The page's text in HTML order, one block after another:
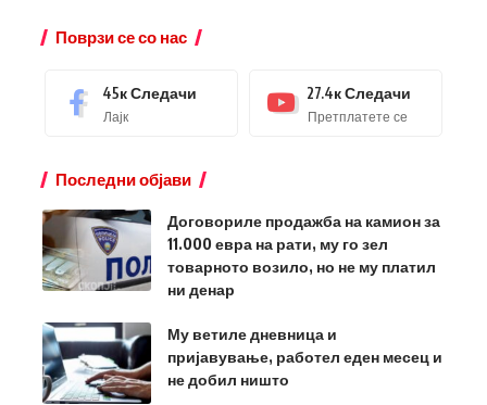
Поврзи се со нас
45кСледачи
Лајк
27.4кСледачи
Претплатете се
Последни објави
Договориле продажба на камион за
11.000 евра на рати, му го зел
товарното возило, но не му платил
ни денар
Му ветиле дневница и
пријавување, работел еден месец и
не добил ништо